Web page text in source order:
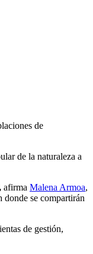
de
de la natura­leza a
afirma Malena Armoa,
donde se compartirán
de gestión,